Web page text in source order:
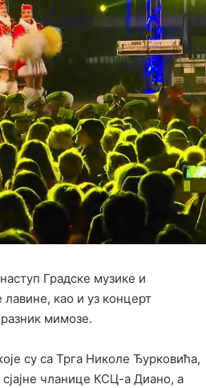
Градске музике и
као и уз концерт
мимозе.
су са Трга Николе Ђурковића,
чланице КСЦ-а Диано, а